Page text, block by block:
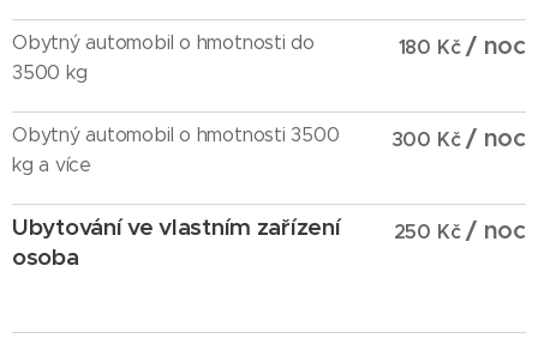
Obytný automobil o hmotnosti do
3500 kg
180 Kč/ noc
Obytný automobil o hmotnosti 3500
kg a více
300 Kč/ noc
Ubytování ve vlastním zařízení
osoba
250 Kč/ noc